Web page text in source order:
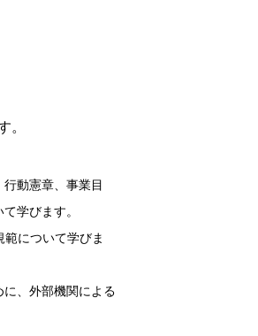
。
動憲章、事業目
学びます。
について学びま
、外部機関による